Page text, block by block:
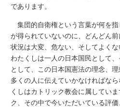
であります。
集団的自衛権という言葉が何を
が得られていないのに、どんどん
状況は大変、危ない、そしてよくな
わたくしは一人の日本国民として
として、この日本国憲法の理念、
多くの人に伝えていかなければな
くしはカトリック教会に属してい
ク、その中で今いただいている評